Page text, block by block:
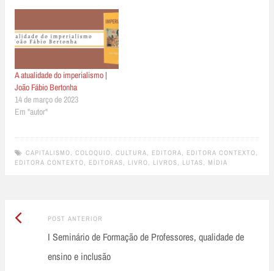
Filosofia, Letras e Ciências
Humanas, a reunião…
A atualidade do imperialismo |
João Fábio Bertonha
14 de março de 2023
Em "autor"
CAPITALISMO, COLOQUIO, CULTURA, EDITORA, EDITORA CONTEXTO,
EDITORA CONTEXTO, EDITORAS, LIVRO, LIVROS, LUTAS, MÍDIA
Post
navigation
POST ANTERIOR
Anterior:
I Seminário de Formação de Professores, qualidade de
ensino e inclusão